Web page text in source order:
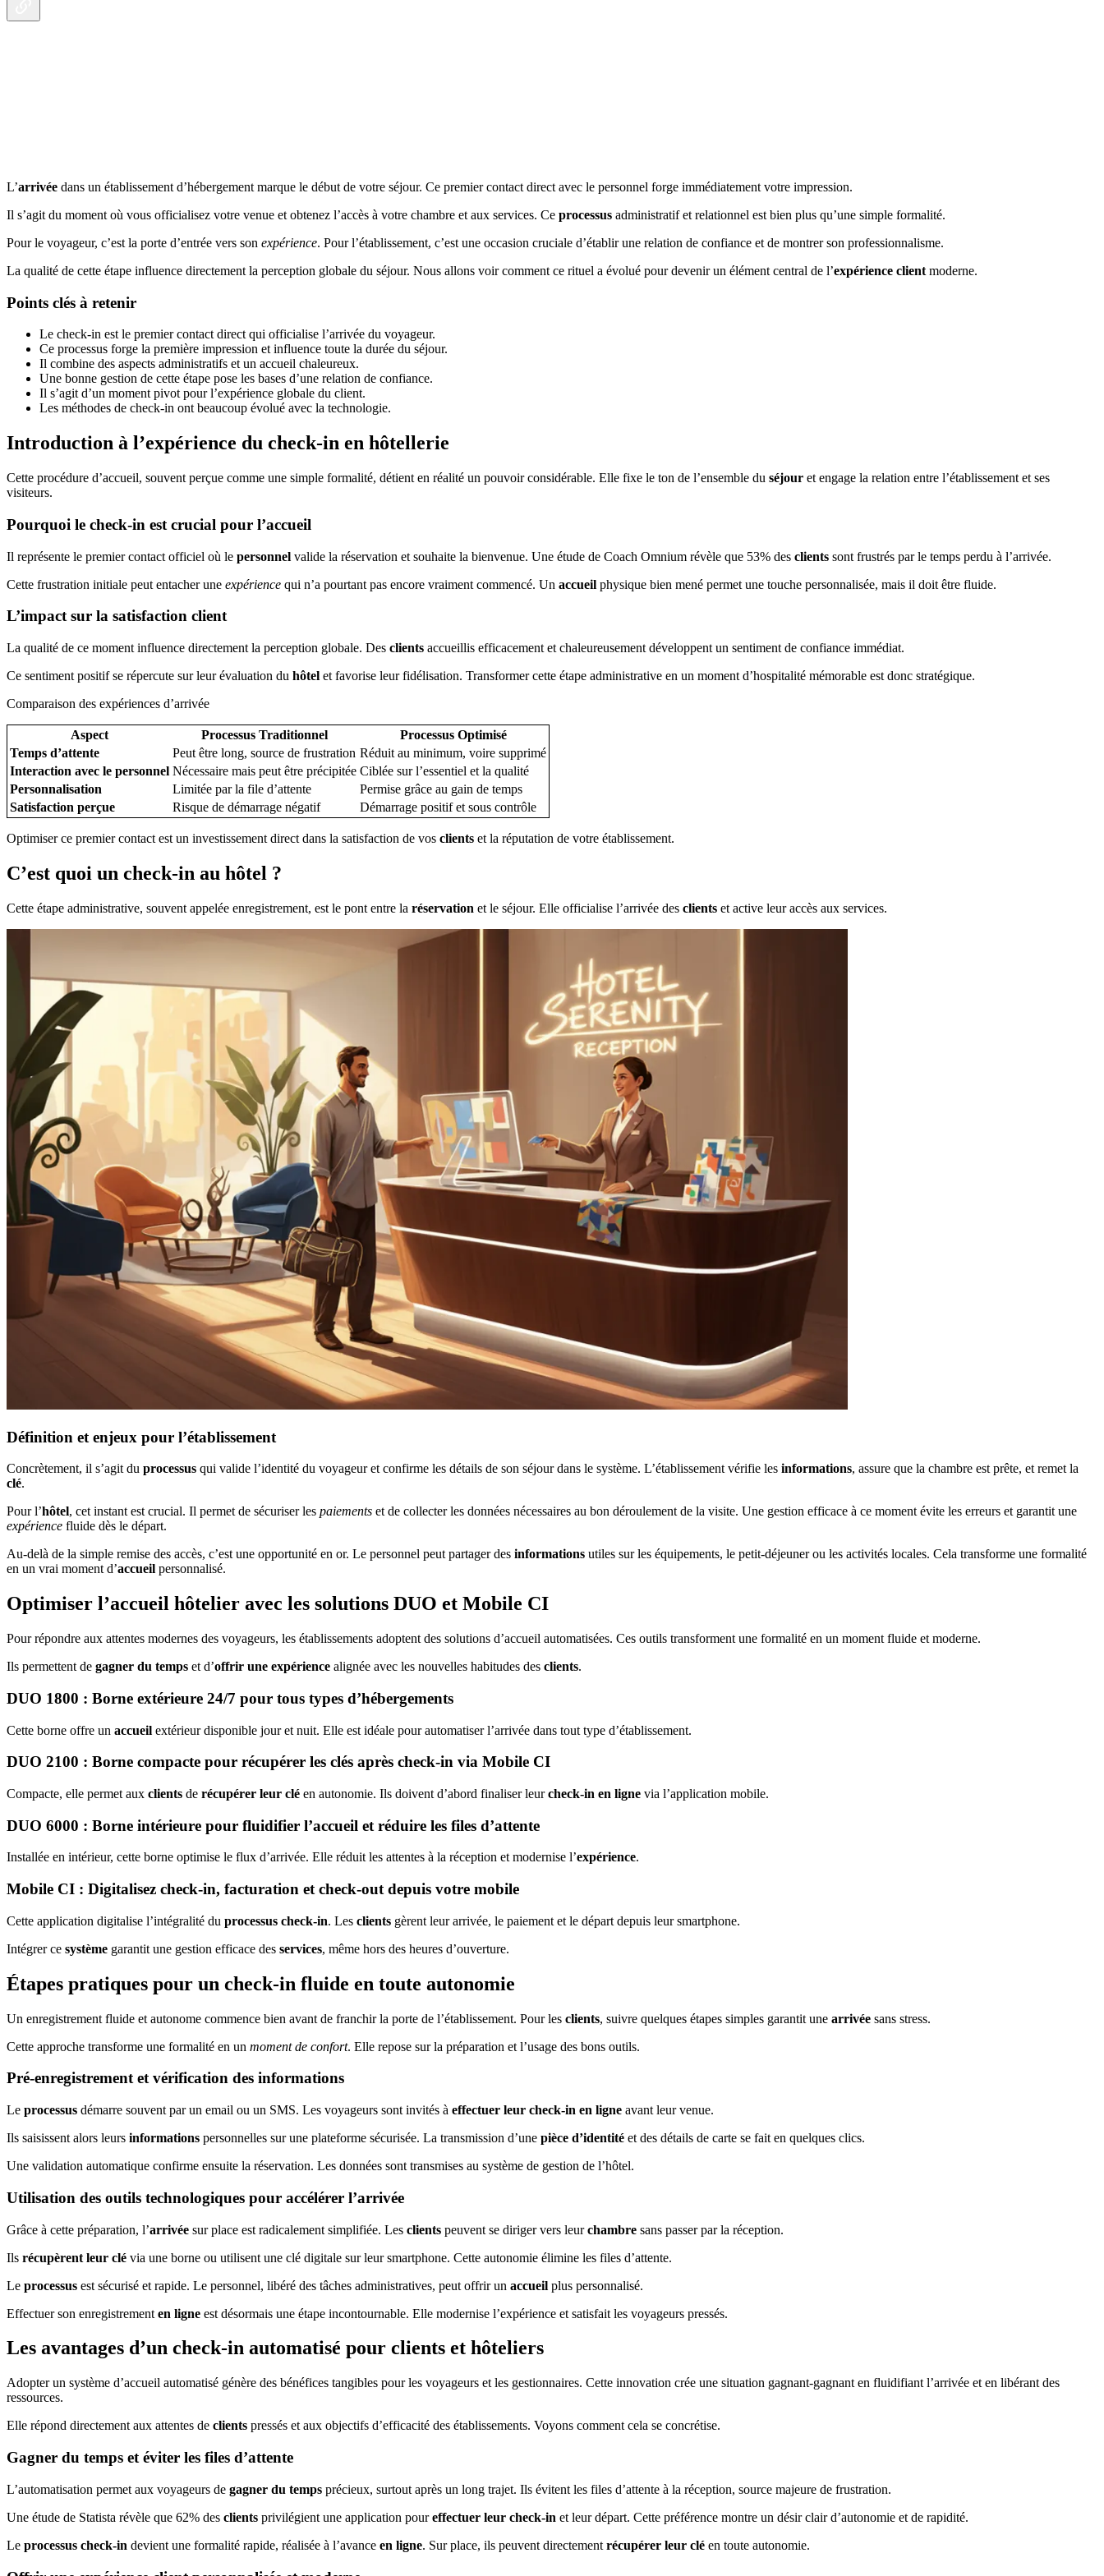
L’arrivée dans un établissement d’hébergement marque le début de votre séjour. Ce premier contact direct avec le personnel forge immédiatement votre impression.
Il s’agit du moment où vous officialisez votre venue et obtenez l’accès à votre chambre et aux services. Ce processus administratif et relationnel est bien plus qu’une simple formalité.
Pour le voyageur, c’est la porte d’entrée vers son expérience. Pour l’établissement, c’est une occasion cruciale d’établir une relation de confiance et de montrer son professionnalisme.
La qualité de cette étape influence directement la perception globale du séjour. Nous allons voir comment ce rituel a évolué pour devenir un élément central de l’expérience client moderne.
Points clés à retenir
Le check-in est le premier contact direct qui officialise l’arrivée du voyageur.
Ce processus forge la première impression et influence toute la durée du séjour.
Il combine des aspects administratifs et un accueil chaleureux.
Une bonne gestion de cette étape pose les bases d’une relation de confiance.
Il s’agit d’un moment pivot pour l’expérience globale du client.
Les méthodes de check-in ont beaucoup évolué avec la technologie.
Introduction à l’expérience du check-in en hôtellerie
Cette procédure d’accueil, souvent perçue comme une simple formalité, détient en réalité un pouvoir considérable. Elle fixe le ton de l’ensemble du séjour et engage la relation entre l’établissement et ses
visiteurs.
Pourquoi le check-in est crucial pour l’accueil
Il représente le premier contact officiel où le personnel valide la réservation et souhaite la bienvenue. Une étude de Coach Omnium révèle que 53% des clients sont frustrés par le temps perdu à l’arrivée.
Cette frustration initiale peut entacher une expérience qui n’a pourtant pas encore vraiment commencé. Un accueil physique bien mené permet une touche personnalisée, mais il doit être fluide.
L’impact sur la satisfaction client
La qualité de ce moment influence directement la perception globale. Des clients accueillis efficacement et chaleureusement développent un sentiment de confiance immédiat.
Ce sentiment positif se répercute sur leur évaluation du hôtel et favorise leur fidélisation. Transformer cette étape administrative en un moment d’hospitalité mémorable est donc stratégique.
Comparaison des expériences d’arrivée
Aspect Processus Traditionnel
Processus Optimisé
Temps d’attente
Peut être long, source de frustration Réduit au minimum, voire supprimé
Interaction avec le personnel Nécessaire mais peut être précipitée Ciblée sur l’essentiel et la qualité
Personnalisation
Limitée par la file d’attente
Permise grâce au gain de temps
Satisfaction perçue
Risque de démarrage négatif Démarrage positif et sous contrôle
Optimiser ce premier contact est un investissement direct dans la satisfaction de vos clients et la réputation de votre établissement.
C’est quoi un check-in au hôtel ?
Cette étape administrative, souvent appelée enregistrement, est le pont entre la réservation et le séjour. Elle officialise l’arrivée des clients et active leur accès aux services.
Définition et enjeux pour l’établissement
Concrètement, il s’agit du processus qui valide l’identité du voyageur et confirme les détails de son séjour dans le système. L’établissement vérifie les informations, assure que la chambre est prête, et remet la
clé.
Pour l’hôtel, cet instant est crucial. Il permet de sécuriser les paiements et de collecter les données nécessaires au bon déroulement de la visite. Une gestion efficace à ce moment évite les erreurs et garantit une
expérience fluide dès le départ.
Au-delà de la simple remise des accès, c’est une opportunité en or. Le personnel peut partager des informations utiles sur les équipements, le petit-déjeuner ou les activités locales. Cela transforme une formalité
en un vrai moment d’accueil personnalisé.
Optimiser l’accueil hôtelier avec les solutions DUO et Mobile CI
Pour répondre aux attentes modernes des voyageurs, les établissements adoptent des solutions d’accueil automatisées. Ces outils transforment une formalité en un moment fluide et moderne.
Ils permettent de gagner du temps et d’offrir une expérience alignée avec les nouvelles habitudes des clients.
DUO 1800 : Borne extérieure 24/7 pour tous types d’hébergements
Cette borne offre un accueil extérieur disponible jour et nuit. Elle est idéale pour automatiser l’arrivée dans tout type d’établissement.
DUO 2100 : Borne compacte pour récupérer les clés après check-in via Mobile CI
Compacte, elle permet aux clients de récupérer leur clé en autonomie. Ils doivent d’abord finaliser leurcheck-in en ligne via l’application mobile.
DUO 6000 : Borne intérieure pour fluidifier l’accueil et réduire les files d’attente
Installée en intérieur, cette borne optimise le flux d’arrivée. Elle réduit les attentes à la réception et modernise l’expérience.
Mobile CI : Digitalisez check-in, facturation et check-out depuis votre mobile
Cette application digitalise l’intégralité du processus check-in. Les clients gèrent leur arrivée, le paiement et le départ depuis leur smartphone.
Intégrer ce système garantit une gestion efficace des services, même hors des heures d’ouverture.
Étapes pratiques pour un check-in fluide en toute autonomie
Un enregistrement fluide et autonome commence bien avant de franchir la porte de l’établissement. Pour les clients, suivre quelques étapes simples garantit une arrivée sans stress.
Cette approche transforme une formalité en un moment de confort. Elle repose sur la préparation et l’usage des bons outils.
Pré-enregistrement et vérification des informations
Le processus démarre souvent par un email ou un SMS. Les voyageurs sont invités à effectuer leur check-in en ligne avant leur venue.
Ils saisissent alors leurs informations personnelles sur une plateforme sécurisée. La transmission d’une pièce d’identité et des détails de carte se fait en quelques clics.
Une validation automatique confirme ensuite la réservation. Les données sont transmises au système de gestion de l’hôtel.
Utilisation des outils technologiques pour accélérer l’arrivée
Grâce à cette préparation, l’arrivée sur place est radicalement simplifiée. Les clients peuvent se diriger vers leurchambre sans passer par la réception.
Ils récupèrent leur clé via une borne ou utilisent une clé digitale sur leur smartphone. Cette autonomie élimine les files d’attente.
Le processus est sécurisé et rapide. Le personnel, libéré des tâches administratives, peut offrir un accueil plus personnalisé.
Effectuer son enregistrement en ligne est désormais une étape incontournable. Elle modernise l’expérience et satisfait les voyageurs pressés.
Les avantages d’un check-in automatisé pour clients et hôteliers
Adopter un système d’accueil automatisé génère des bénéfices tangibles pour les voyageurs et les gestionnaires. Cette innovation crée une situation gagnant-gagnant en fluidifiant l’arrivée et en libérant des
ressources.
Elle répond directement aux attentes de clients pressés et aux objectifs d’efficacité des établissements. Voyons comment cela se concrétise.
Gagner du temps et éviter les files d’attente
L’automatisation permet aux voyageurs de gagner du temps précieux, surtout après un long trajet. Ils évitent les files d’attente à la réception, source majeure de frustration.
Une étude de Statista révèle que 62% des clients privilégient une application poureffectuer leur check-in et leur départ. Cette préférence montre un désir clair d’autonomie et de rapidité.
Le processus check-in devient une formalité rapide, réalisée à l’avance en ligne. Sur place, ils peuvent directement récupérer leur clé en toute autonomie.